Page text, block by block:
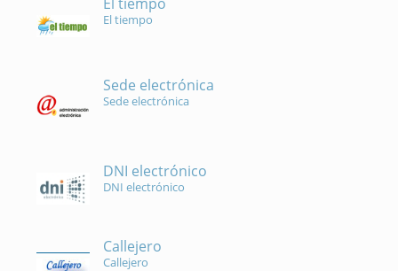
El tiempo
Sede electrónica
Sede electrónica
DNI electrónico
DNI electrónico
Callejero
Callejero